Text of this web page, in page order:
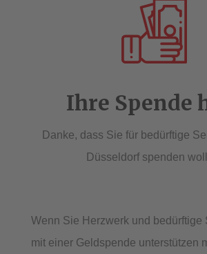
Ihre Spende
Danke, dass Sie für bedürftige
Düsseldorf spenden
Wenn Sie Herzwerk und bedürftige
mit einer Geldspende unterstützen